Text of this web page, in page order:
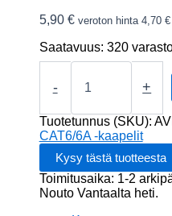
5,90 € veroton hinta 4,70 €
Saatavuus: 320
-
1.5m
ORANGE
Patch
Cable,
24AWG
LSZH
+
Tuotetunnus (SKU):
CAT6/6A -kaapelit
Toimitusaika: 1-2
Nouto Vantaalta heti.